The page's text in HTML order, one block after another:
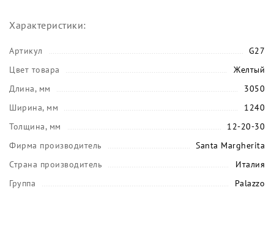
Характеристики:
Артикул
G27
Цвет товара
Желтый
Длина, мм
3050
Ширина, мм
1240
Толщина, мм
12-20-30
Фирма производитель
Santa Margherita
Страна производитель
Италия
Группа
Palazzo